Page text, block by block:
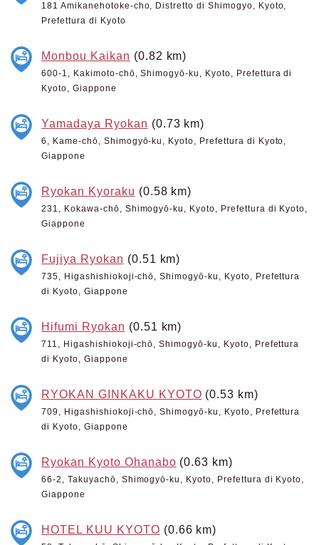
181 Amikanehotoke-cho, Distretto di Shimogyo, Kyoto,
Prefettura di Kyoto
Monbou Kaikan (0.82 km)
600-1, Kakimoto-chō, Shimogyō-ku, Kyoto, Prefettura di
Kyoto, Giappone
Yamadaya Ryokan (0.73 km)
6, Kame-chō, Shimogyō-ku, Kyoto, Prefettura di Kyoto,
Giappone
Ryokan Kyoraku (0.58 km)
231, Kokawa-chō, Shimogyō-ku, Kyoto, Prefettura di Kyoto,
Giappone
Fujiya Ryokan (0.51 km)
735, Higashishiokoji-chō, Shimogyō-ku, Kyoto, Prefettura
di Kyoto, Giappone
Hifumi Ryokan (0.51 km)
711, Higashishiokoji-chō, Shimogyō-ku, Kyoto, Prefettura
di Kyoto, Giappone
RYOKAN GINKAKU KYOTO (0.53 km)
709, Higashishiokoji-chō, Shimogyō-ku, Kyoto, Prefettura
di Kyoto, Giappone
Ryokan Kyoto Ohanabo (0.63 km)
66-2, Takuyachō, Shimogyō-ku, Kyoto, Prefettura di Kyoto,
Giappone
HOTEL KUU KYOTO (0.66 km)